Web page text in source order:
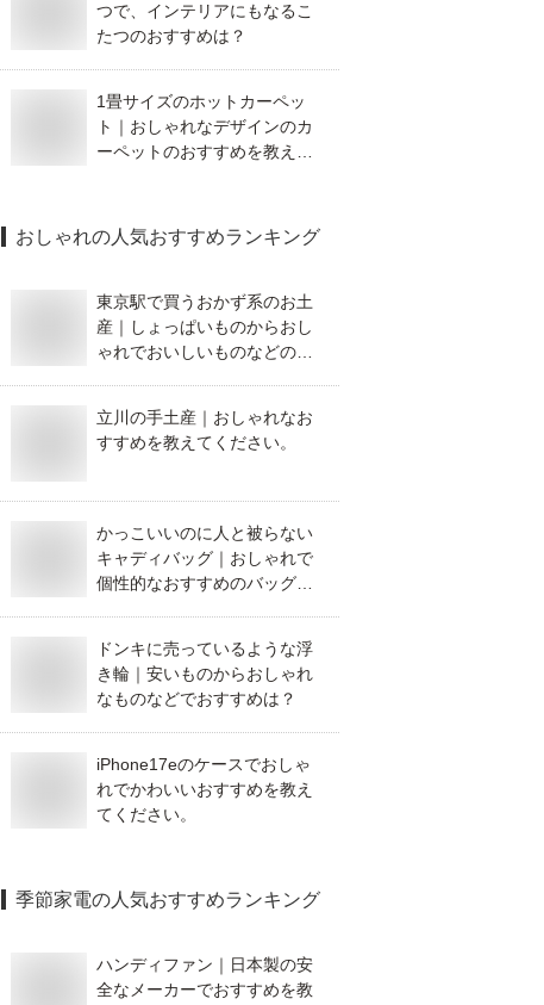
つで、インテリアにもなるこ
たつのおすすめは？
1畳サイズのホットカーペッ
ト｜おしゃれなデザインのカ
ーペットのおすすめを教え
おしゃれの人気おすすめランキング
東京駅で買うおかず系のお土
産｜しょっぱいものからおし
ゃれでおいしいものなどのお
立川の手土産｜おしゃれなお
すすめを教えてください。
かっこいいのに人と被らない
キャディバッグ｜おしゃれで
個性的なおすすめのバッグを
ドンキに売っているような浮
き輪｜安いものからおしゃれ
なものなどでおすすめは？
iPhone17eのケースでおしゃ
れでかわいいおすすめを教え
てください。
季節家電の人気おすすめランキング
ハンディファン｜日本製の安
全なメーカーでおすすめを教